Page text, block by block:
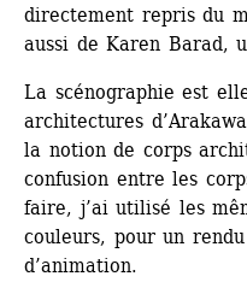
directement repris du
aussi de Karen Barad,
La scénographie est
architectures
la notion de corps
confusion entre les
faire, j’ai utilisé les
couleurs, pour un
d’animation.